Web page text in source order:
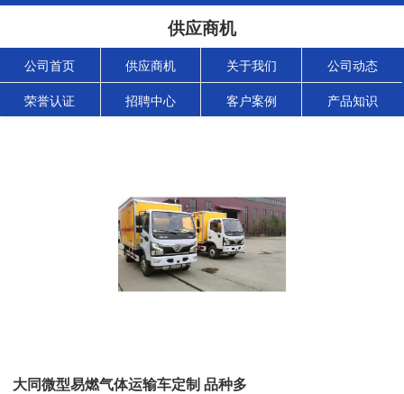
供应商机
公司首页 供应商机 关于我们 公司动态
荣誉认证 招聘中心 客户案例 产品知识
大同微型易燃气体运输车定制 品种多